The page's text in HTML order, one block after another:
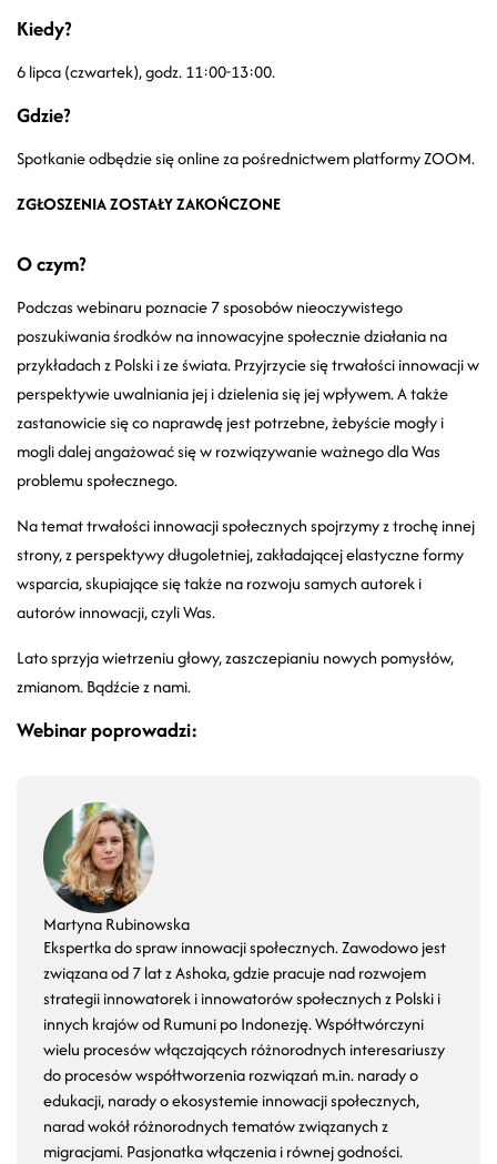
Kiedy?
6 lipca (czwartek),godz. 11:00-13:00.
Gdzie?
Spotkanie odbędzie się online za pośrednictwem platformy ZOOM.
ZGŁOSZENIA ZOSTAŁY ZAKOŃCZONE
O czym?
Podczas webinaru poznacie 7 sposobów nieoczywistego
poszukiwania środków na innowacyjne społecznie działania na
przykładach z Polski i ze świata. Przyjrzycie się trwałości innowacji w
perspektywie uwalniania jej i dzielenia się jej wpływem. A także
zastanowicie się co naprawdę jest potrzebne, żebyście mogły i
mogli dalej angażować się w rozwiązywanie ważnego dla Was
problemu społecznego.
Na temat trwałości innowacji społecznych spojrzymy z trochę innej
strony, z perspektywy długoletniej, zakładającej elastyczne formy
wsparcia, skupiające się także na rozwoju samych autorek i
autorów innowacji, czyli Was.
Lato sprzyja wietrzeniu głowy,zaszczepianiu nowych pomysłów,
zmianom.Bądźcie z nami.
Webinar poprowadzi:
Martyna Rubinowska
Ekspertka do spraw innowacji społecznych. Zawodowo jest
związana od 7 lat z Ashoka, gdzie pracuje nad rozwojem
strategii innowatorek i innowatorów społecznych z Polski i
innych krajów od Rumuni po Indonezję. Współtwórczyni
wielu procesów włączających różnorodnych interesariuszy
do procesów współtworzenia rozwiązań m.in. narady o
edukacji, narady o ekosystemie innowacji społecznych,
narad wokół różnorodnych tematów związanych z
migracjami. Pasjonatka włączenia i równej godności.